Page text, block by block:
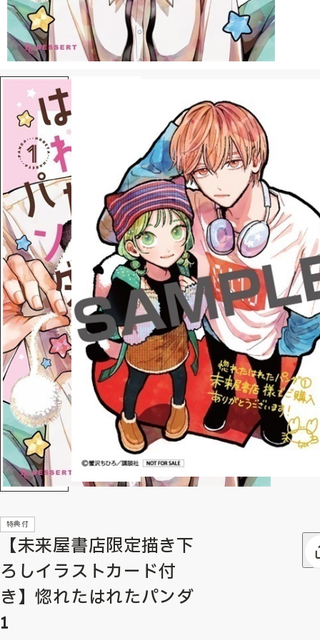
特典付
【未来屋書店限定描き下
ろしイラストカード付
き】惚れたはれたパンダ
1